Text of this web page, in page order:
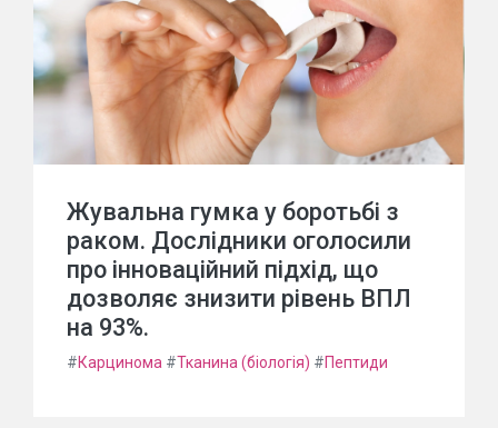
Жувальна гумка у боротьбі з
раком. Дослідники оголосили
про інноваційний підхід, що
дозволяє знизити рівень ВПЛ
на 93%.
#Карцинома #Тканина (біологія) #Пептиди